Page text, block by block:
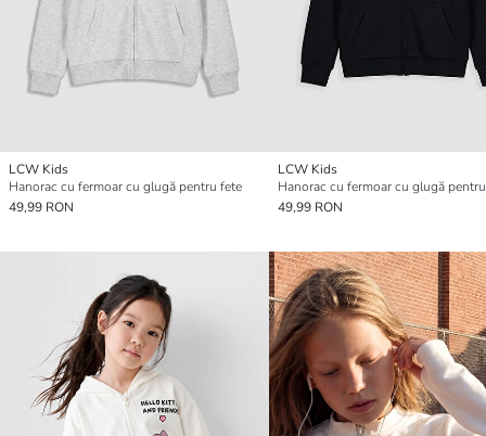
LCW Kids
Hanorac cu fermoar cu glugă pentru fete
49,99 RON
LCW Kids
Hanorac cu fermoar cu glugă
49,99 RON